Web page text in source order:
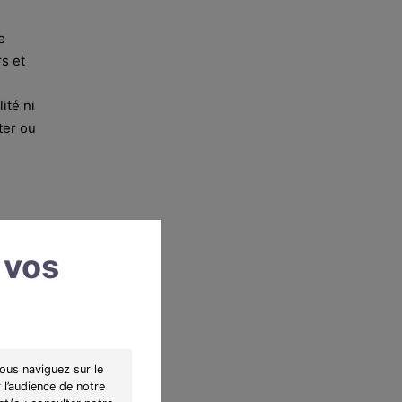
naviguez sur le
de notre
et
ni
ou
un
de